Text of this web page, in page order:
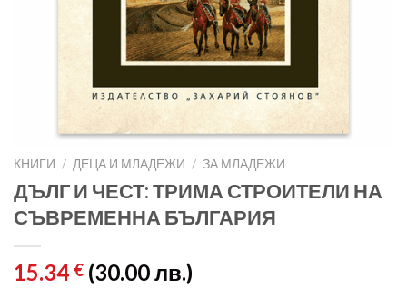
КНИГИ / ДЕЦА И МЛАДЕЖИ / ЗА МЛАДЕЖИ
ДЪЛГ И ЧЕСТ: ТРИМА СТРОИТЕЛИ НА
СЪВРЕМЕННА БЪЛГАРИЯ
15.34 € (30.00 лв.)